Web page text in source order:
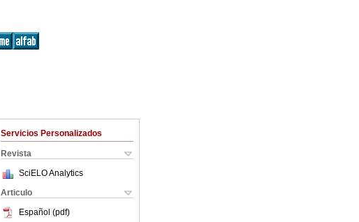
Servicios Personalizados
Revista
SciELO Analytics
Articulo
Español (pdf)